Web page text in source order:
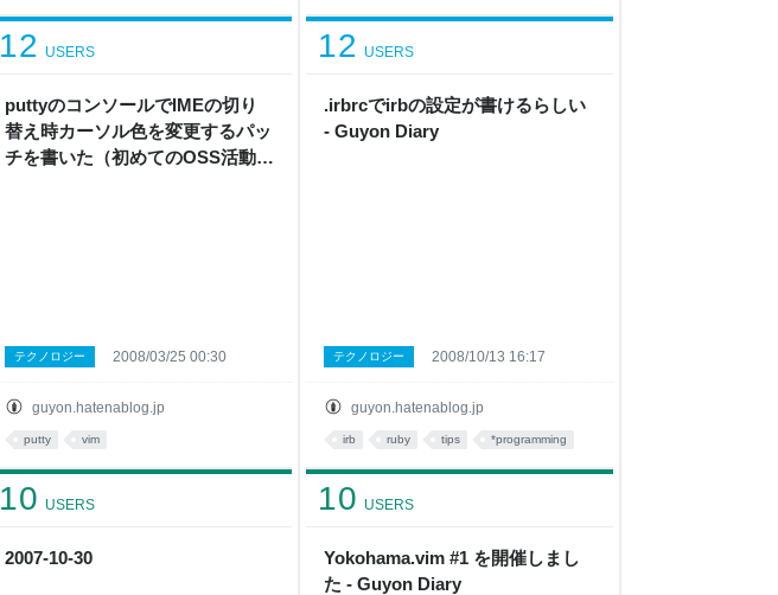
puttyのコンソールでIMEの切り
替え時カーソル色を変更するパッ
チを書いた（初めてのOSS活動）
12 USERS
guyon.hatenablog.jp
テクノロジー 2008/03/25 00:30
putty vim
.irbrcでirbの設定が書けるらしい
- Guyon Diary
12 USERS
guyon.hatenablog.jp
テクノロジー 2008/10/13 16:17
irb ruby tips *programming
2007-10-30
10 USERS
Yokohama.vim #1 を開催しまし
た - Guyon Diary
10 USERS